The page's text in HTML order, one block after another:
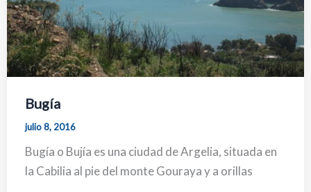
Bugía
julio 8, 2016
Bugía o Bujía es una ciudad de Argelia, situada en
la Cabilia al pie del monte Gouraya y a orillas